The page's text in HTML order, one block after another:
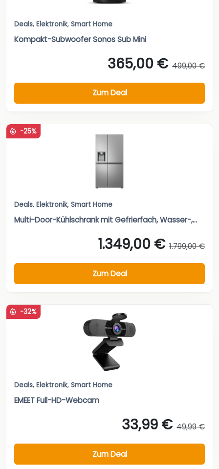
Deals, Elektronik, Smart Home
Kompakt-Subwoofer Sonos Sub Mini
365,00 € 499,00 €
Zum Deal
-25%
Deals, Elektronik, Smart Home
Multi-Door-Kühlschrank mit Gefrierfach, Wasser-,...
1.349,00 € 1.799,00 €
Zum Deal
-32%
Deals, Elektronik, Smart Home
EMEET Full-HD-Webcam
33,99 € 49,99 €
Zum Deal